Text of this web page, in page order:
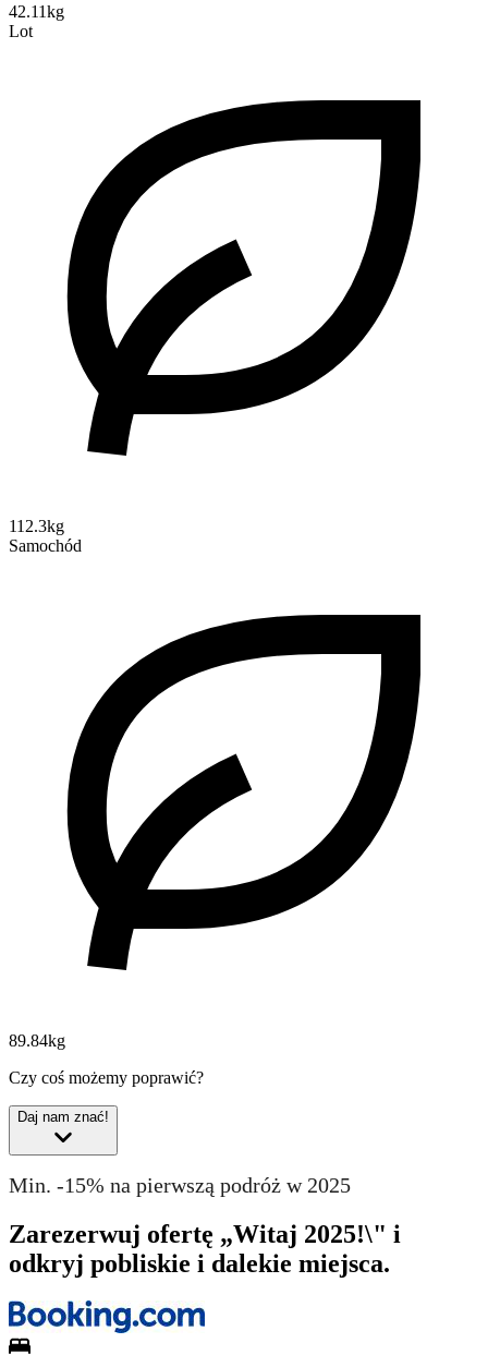
42.11kg
Lot
112.3kg
Samochód
89.84kg
Czy coś możemy poprawić?
Daj nam znać!
Min. -15% na pierwszą podróż w 2025
Zarezerwuj ofertę „Witaj 2025!\" i
odkryj pobliskie i dalekie miejsca.